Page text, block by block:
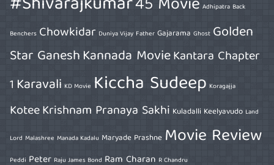
Adhipatra Back
Benchers Chowkidar Duniya Vijay Father Gajarama Ghost Golden
Star GaneshKannada MovieKantara Chapter
1 Karavali KD Movie Kiccha Sudeep Koragajja
KoteeKrishnam Pranaya Sakhi Kuladalli Keelyavudo Land
Lord Malashree Manada Kadalu Maryade Prashne Movie Review
Peddi Peter Raju James Bond Ram Charan R Chandru